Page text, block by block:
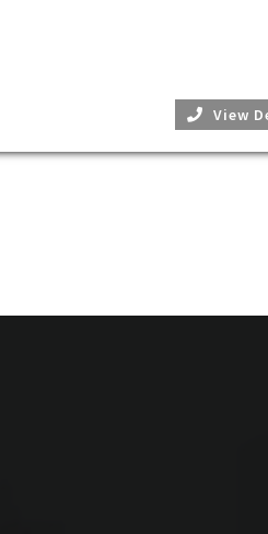
View